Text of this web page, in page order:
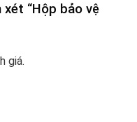
“Hộp bảo vệ
giá.